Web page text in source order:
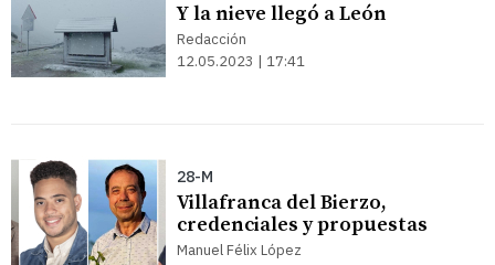
Y la nieve llegó a León
Redacción
12.05.2023 | 17:41
28-M
Villafranca del Bierzo,
credenciales y propuestas
Manuel Félix López